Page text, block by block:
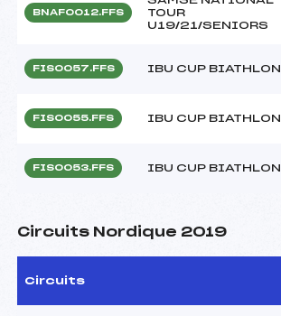
BNAF0012.FFS
TOUR
U19/21/SENIORS
FIS0057.FFS IBU CUP BIATHLON
FIS0055.FFS IBU CUP BIATHLON
FIS0053.FFS IBU CUP BIATHLON
Circuits Nordique 2019
Circuits